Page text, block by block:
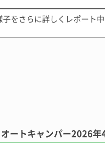
をさらに詳しくレポート
オートキャンパー2026年